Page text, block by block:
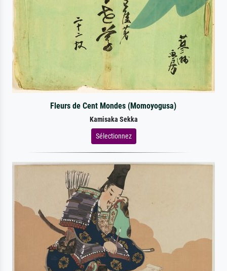
Fleurs de Cent Mondes (Momoyogusa)
Kamisaka Sekka
Sélectionnez